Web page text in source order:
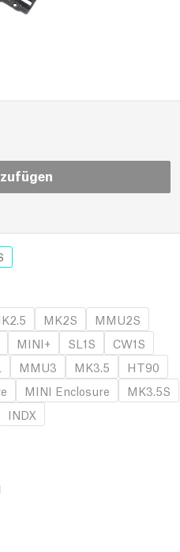
MK2S
MMU2S
MINI+ SL1S
CW1S
MMU3 MK3.5
HT90
MINI Enclosure
MK3.5S
INDX